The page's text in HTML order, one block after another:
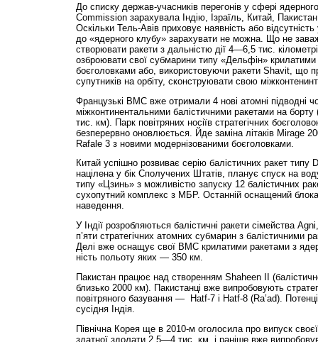
До списку дер­жав-учасників перегонів у сфері
Commission зарахувала Індію, Ізраїль, Китай,
Оскільки Тель-Авів приховує наявність або
до «ядерного клубу» зарахувати не можна. Що не
створювати ракети з дальністю дії 4—6,5 тис.
озброювати свої субмарини типу «Дельфін»
боєголовками або, використовуючи ракети Shavit, що
супутників на орбіту, сконструювати свою
Французькі ВМС вже отримали 4 нові атомні під­водні
міжконтинентальними балістичними ракетами на
тис. км). Парк повітряних носіїв стратегічних
безперервно оновлюється. Йде заміна літаків Mirage
Rafale 3 з новими модернізованими боєголовками.
Китай успішно розвиває серію балістичних ракет
націлена у бік Сполучених Штатів, планує спуск на
типу «Цзинь» з можливістю запуску 12 балістичних
сухопутний комплекс з МБР. Останній оснащений
наведення.
У Індії розробляються балістичні ракети сімейства
п’яти стратегічних атомних субмарин з балістичними
Делі вже оснащує свої ВМС крилатими ракетами з
ність польоту яких — 350 км.
Пакистан працює над створенням Shaheen II
близько 2000 км). Пакистанці вже випробовують
повітряного базування — Hatf-7 і Hatf-8 (Ra’ad).
сусідня Індія.
Північна Корея ще в 2010-м оголосила про випуск
здатної здолати 2,5—4 тис. км, і раніше вже